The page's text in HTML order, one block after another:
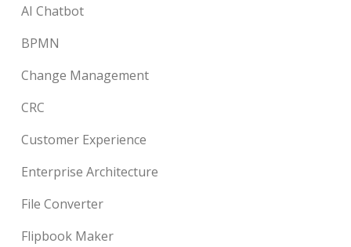
AI Chatbot
BPMN
Change Management
CRC
Customer Experience
Enterprise Architecture
File Converter
Flipbook Maker